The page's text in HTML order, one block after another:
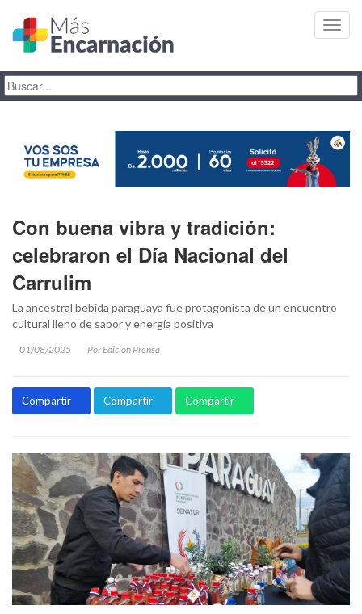
Con buena vibra y tradición:
celebraron el Día Nacional del
Carrulim
La ancestral bebida paraguaya fue protagonista de un encuentro
cultural lleno de sabor y energía positiva
01/08/2025 Por Edicion Prensa
Compartir Compartir Compartir